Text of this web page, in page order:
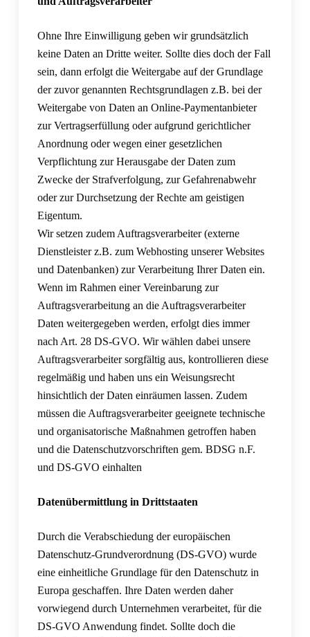
Ohne Ihre Einwilligung geben wir grundsätzlich
keine Daten an Dritte weiter. Sollte dies doch der Fall
sein, dann erfolgt die Weitergabe auf der Grundlage
der zuvor genannten Rechtsgrundlagen z.B. bei der
Weitergabe von Daten an Online-Paymentanbieter
zur Vertragserfüllung oder aufgrund gerichtlicher
Anordnung oder wegen einer gesetzlichen
Verpflichtung zur Herausgabe der Daten zum
Zwecke der Strafverfolgung, zur Gefahrenabwehr
oder zur Durchsetzung der Rechte am geistigen
Eigentum.
Wir setzen zudem Auftragsverarbeiter (externe
Dienstleister z.B. zum Webhosting unserer Websites
und Datenbanken) zur Verarbeitung Ihrer Daten ein.
Wenn im Rahmen einer Vereinbarung zur
Auftragsverarbeitung an die Auftragsverarbeiter
Daten weitergegeben werden, erfolgt dies immer
nach Art. 28 DS-GVO. Wir wählen dabei unsere
Auftragsverarbeiter sorgfältig aus, kontrollieren diese
regelmäßig und haben uns ein Weisungsrecht
hinsichtlich der Daten einräumen lassen. Zudem
müssen die Auftragsverarbeiter geeignete technische
und organisatorische Maßnahmen getroffen haben
und die Datenschutzvorschriften gem. BDSG n.F.
und DS-GVO einhalten
Datenübermittlung in Drittstaaten
Durch die Verabschiedung der europäischen
Datenschutz-Grundverordnung (DS-GVO) wurde
eine einheitliche Grundlage für den Datenschutz in
Europa geschaffen. Ihre Daten werden daher
vorwiegend durch Unternehmen verarbeitet, für die
DS-GVO Anwendung findet. Sollte doch die